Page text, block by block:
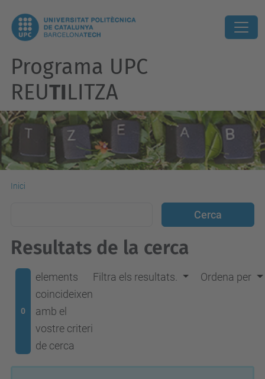
Programa UPC
REUTILITZA
Inici
Resultats de la cerca
0
elements
coincideixen
amb el
vostre criteri
de cerca
Filtra els resultats. Ordena per